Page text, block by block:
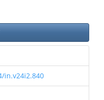
in.v24i2.840